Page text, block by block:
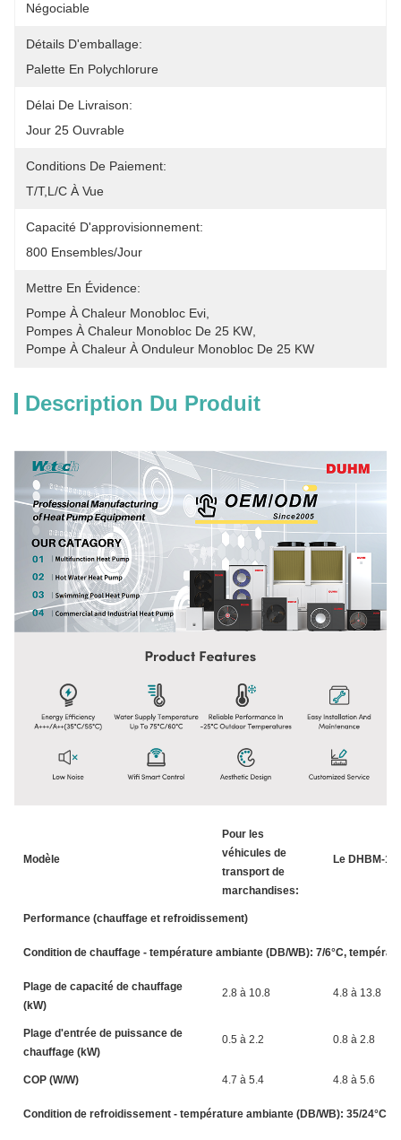
Négociable
Détails D'emballage:
Palette En Polychlorure
Délai De Livraison:
Jour 25 Ouvrable
Conditions De Paiement:
T/T,L/C À Vue
Capacité D'approvisionnement:
800 Ensembles/jour
Mettre En Évidence:
Pompe À Chaleur Monobloc Evi
Pompes À Chaleur Monobloc De 25 KW
Pompe À Chaleur À Onduleur Monobloc De 25 KW
Description Du Produit
Modèle
Pour les
véhicules de
transport de
marchandises:
Le DHBM-
Performance (chauffage et refroidissement)
Condition de chauffage - température ambiante (DB/WB): 7/6°C,
Plage de capacité de chauffage
(kW)
2.8 à 10.8 4.8 à 13.8
Plage d'entrée de puissance de
chauffage (kW)
0.5 à 2.2 0.8 à 2.8
COP (W/W) 4.7 à 5.4 4.8 à 5.6
Condition de refroidissement - température ambiante (DB/WB): 35/24°C,